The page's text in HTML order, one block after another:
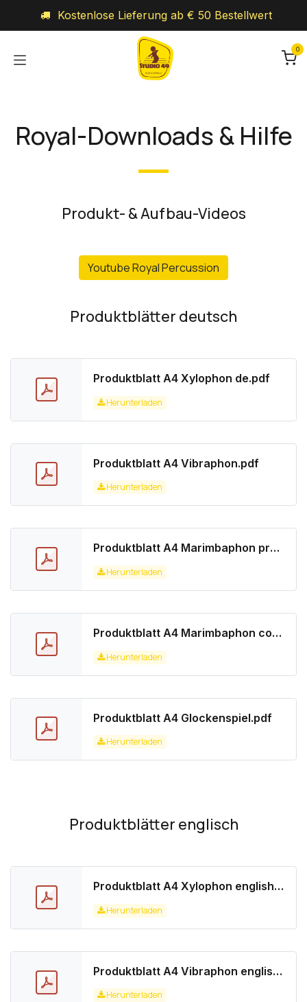
Kostenlose Lieferung ab € 50 Bestellwert
0
Royal-Downloads & Hilfe
Produkt- & Aufbau-Videos
Youtube Royal Percussion
Produktblätter deutsch
Produktblatt A4 Xylophon de.pdf
Herunterladen
Produktblatt A4 Vibraphon.pdf
Herunterladen
Produktblatt A4 Marimbaphon professional.pdf
Herunterladen
Produktblatt A4 Marimbaphon concert.pdf
Herunterladen
Produktblatt A4 Glockenspiel.pdf
Herunterladen
Produktblätter englisch
Produktblatt A4 Xylophon english.pdf
Herunterladen
Produktblatt A4 Vibraphon english.pdf
Herunterladen